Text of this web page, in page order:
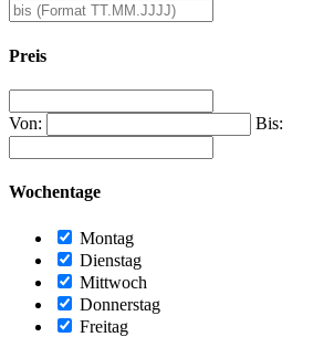
Preis
Von: Bis:
Wochentage
Montag
Dienstag
Mittwoch
Donnerstag
Freitag